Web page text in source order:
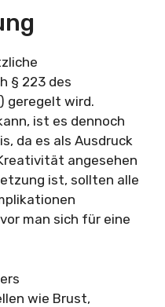
§ 223 des
geregelt wird.
ist es dennoch
da es als Ausdruck
angesehen
ist, sollten alle
man sich für eine
wie Brust,